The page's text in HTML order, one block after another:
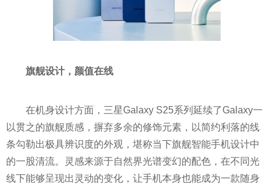
旗舰设计，颜值在线
在机身设计方面，三星Galaxy S25系列延续了Galaxy一
以贯之的旗舰质感，摒弃多余的修饰元素，以简约利落的线
条勾勒出极具辨识度的外观，堪称当下旗舰智能手机设计中
的一股清流。灵感来源于自然界光谱变幻的配色，在不同光
线下能够呈现出灵动的变化，让手机本身也能成为一款随身